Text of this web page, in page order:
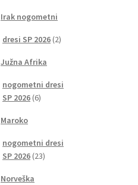
Irak nogometni
dresi SP 2026 22
Južna Afrika
nogometni dresi
SP 2026 66
Maroko
nogometni dresi
SP 2026 2323
Norveška